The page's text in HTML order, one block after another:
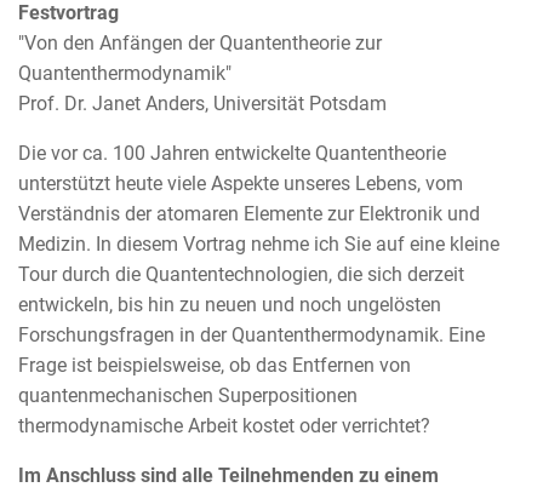
Festvortrag
"Von den Anfängen der Quantentheorie zur
Quantenthermodynamik"
Prof. Dr. Janet Anders, Universität Potsdam
Die vor ca. 100 Jahren entwickelte Quantentheorie
unterstützt heute viele Aspekte unseres Lebens, vom
Verständnis der atomaren Elemente zur Elektronik und
Medizin. In diesem Vortrag nehme ich Sie auf eine kleine
Tour durch die Quantentechnologien, die sich derzeit
entwickeln, bis hin zu neuen und noch ungelösten
Forschungsfragen in der Quantenthermodynamik. Eine
Frage ist beispielsweise, ob das Entfernen von
quantenmechanischen Superpositionen
thermodynamische Arbeit kostet oder verrichtet?
Im Anschluss sind alle Teilnehmenden zu einem